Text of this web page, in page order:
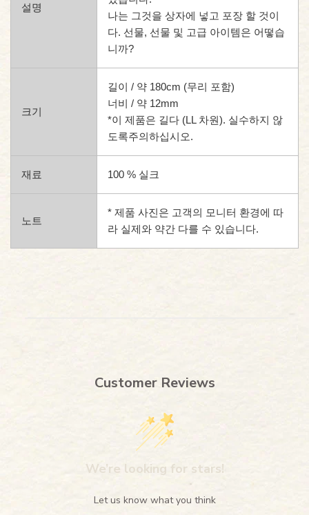
설명
나는 그것을 상자에 넣고 포장 할 것이
다. 선물, 선물 및 고급 아이템은 어떻습
니까?
크기
길이 / 약 180cm (무리 포함)
너비 / 약 12mm
*이 제품은 길다 (LL 차원). 실수하지 않
도록주의하십시오.
재료 100 % 실크
노트
* 제품 사진은 고객의 모니터 환경에 따
라 실제와 약간 다를 수 있습니다.
Customer Reviews
We’re looking for stars!
Let us know what you think